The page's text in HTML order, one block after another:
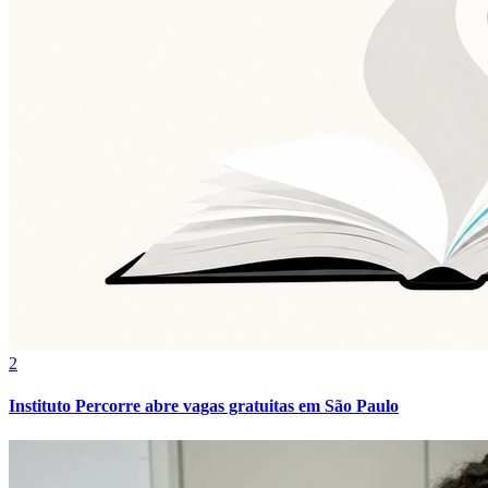
2
Instituto Percorre abre vagas gratuitas em São Paulo